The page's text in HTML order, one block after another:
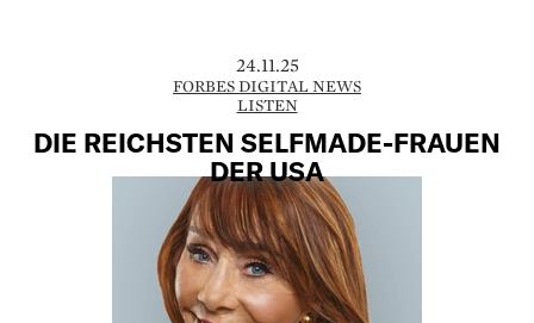
24.11.25
FORBES DIGITAL NEWS
LISTEN
DIE REICHSTEN SELFMADE-FRAUEN
DER USA